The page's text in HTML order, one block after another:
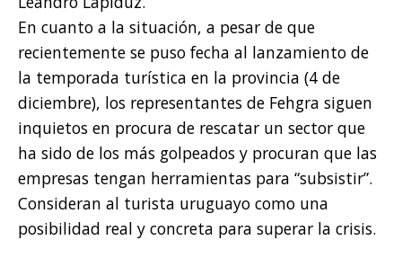
En cuanto a la situación, a pesar de que
recientemente se puso fecha al lanzamiento de
la temporada turística en la provincia (4 de
diciembre), los representantes de Fehgra siguen
inquietos en procura de rescatar un sector que
ha sido de los más golpeados y procuran que las
empresas tengan herramientas para “subsistir”.
Consideran al turista uruguayo como una
posibilidad real y concreta para superar la crisis.